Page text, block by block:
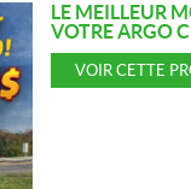
LE MEILLEUR
VOTRE ARGO
VOIR CETTE